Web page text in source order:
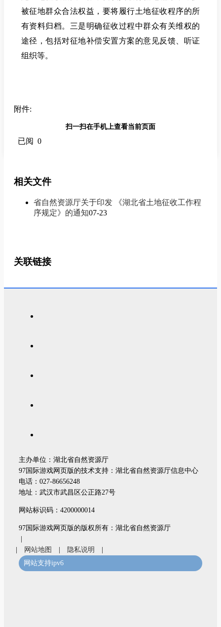
被征地群众合法权益，要将履行土地征收程序的所
有资料归档。三是明确征收过程中群众有关维权的
途径，包括对征地补偿安置方案的意见反馈、听证
组织等。
附件:
扫一扫在手机上查看当前页面
已阅 0
相关文件
省自然资源厅关于印发 《湖北省土地征收工作程
序规定》的通知07-23
关联链接
主办单位：湖北省自然资源厅
97国际游戏网页版的技术支持：湖北省自然资源厅信息中心
电话：027-86656248
地址：武汉市武昌区公正路27号
网站标识码：4200000014
97国际游戏网页版的版权所有：湖北省自然资源厅
|
|
网站地图 | 隐私说明
|
网站支持ipv6